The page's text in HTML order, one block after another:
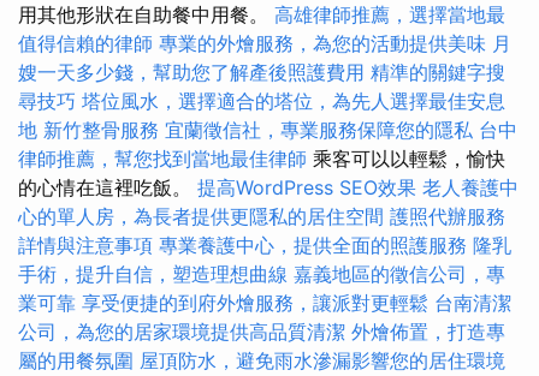
用其他形狀在自助餐中用餐。 高雄律師推薦，選擇當地最
值得信賴的律師 專業的外燴服務，為您的活動提供美味 月
嫂一天多少錢，幫助您了解產後照護費用 精準的關鍵字搜
尋技巧 塔位風水，選擇適合的塔位，為先人選擇最佳安息
地 新竹整骨服務 宜蘭徵信社，專業服務保障您的隱私 台中
律師推薦，幫您找到當地最佳律師 乘客可以以輕鬆，愉快
的心情在這裡吃飯。 提高WordPress SEO效果 老人養護中
心的單人房，為長者提供更隱私的居住空間 護照代辦服務
詳情與注意事項 專業養護中心，提供全面的照護服務 隆乳
手術，提升自信，塑造理想曲線 嘉義地區的徵信公司，專
業可靠 享受便捷的到府外燴服務，讓派對更輕鬆 台南清潔
公司，為您的居家環境提供高品質清潔 外燴佈置，打造專
屬的用餐氛圍 屋頂防水，避免雨水滲漏影響您的居住環境